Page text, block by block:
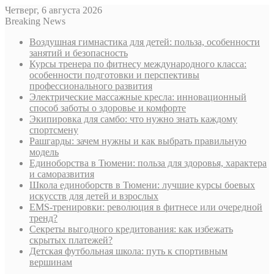
Четверг, 6 августа 2026
Breaking News
Воздушная гимнастика для детей: польза, особенности
занятий и безопасность
Курсы тренера по фитнесу международного класса:
особенности подготовки и перспективы
профессионального развития
Электрические массажные кресла: инновационный
способ заботы о здоровье и комфорте
Экипировка для самбо: что нужно знать каждому
спортсмену
Рашгарды: зачем нужны и как выбрать правильную
модель
Единоборства в Тюмени: польза для здоровья, характера
и саморазвития
Школа единоборств в Тюмени: лучшие курсы боевых
искусств для детей и взрослых
EMS-тренировки: революция в фитнесе или очередной
тренд?
Секреты выгодного кредитования: как избежать
скрытых платежей?
Детская футбольная школа: путь к спортивным
вершинам